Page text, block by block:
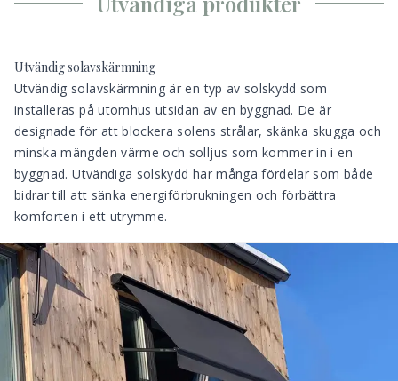
Utvändig solavskärmning
Utvändig solavskärmning är en typ av solskydd som
installeras på utomhus utsidan av en byggnad. De är
designade för att blockera solens strålar, skänka skugga och
minska mängden värme och solljus som kommer in i en
byggnad.Utvändiga solskydd har många fördelar som både
bidrar till att sänka energiförbrukningen och förbättra
komforten i ett utrymme.